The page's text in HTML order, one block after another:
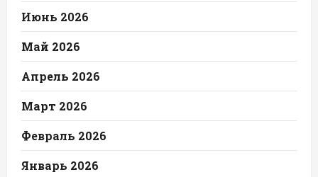
Июнь 2026
Май 2026
Апрель 2026
Март 2026
Февраль 2026
Январь 2026